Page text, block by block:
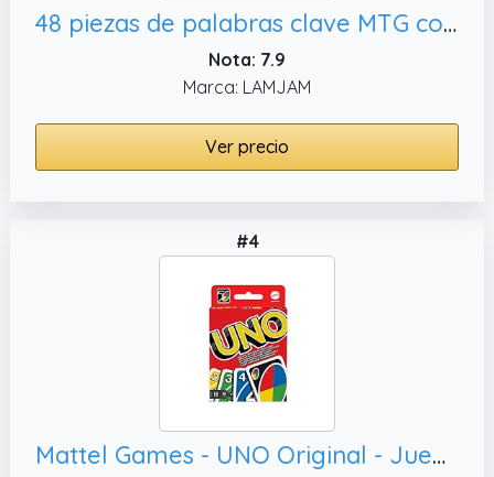
48 piezas de palabras clave MTG contadores de dados más 1 contador de vida, accesorios de juegos de cartas
Nota: 7.9
Marca: LAMJAM
Ver precio
#4
Mattel Games - UNO Original - Juego de Cartas Familiar - Clásico - Baraja Multicolor de 112 Cartas - De 2 a 10 Jugadores - para Niños y Adultos - Regalo para 7+ Años, W2087